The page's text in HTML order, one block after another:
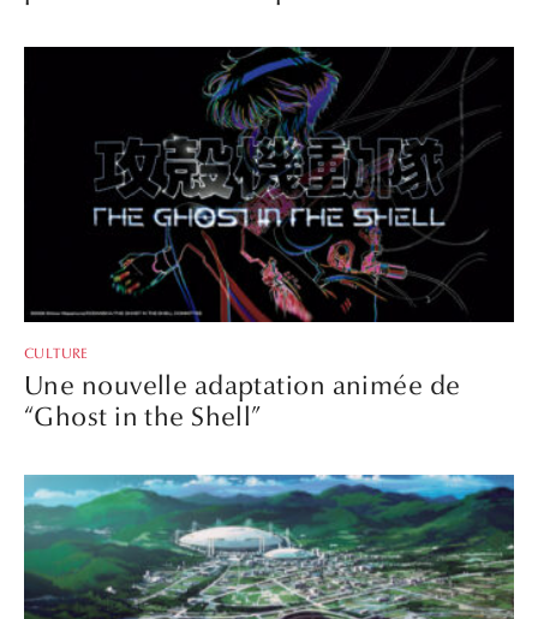
CULTURE
Une nouvelle adaptation animée de
“Ghost in the Shell”